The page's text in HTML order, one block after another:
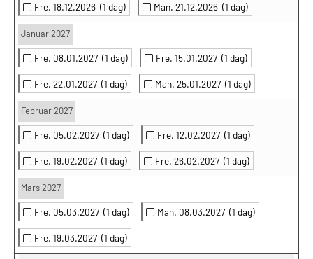
Fre. 18.12.2026 (1 dag) Man. 21.12.2026 (1 dag)
Januar 2027
Fre. 08.01.2027 (1 dag) Fre. 15.01.2027 (1 dag)
Fre. 22.01.2027 (1 dag) Man. 25.01.2027 (1 dag)
Februar 2027
Fre. 05.02.2027 (1 dag) Fre. 12.02.2027 (1 dag)
Fre. 19.02.2027 (1 dag) Fre. 26.02.2027 (1 dag)
Mars 2027
Fre. 05.03.2027 (1 dag) Man. 08.03.2027 (1 dag)
Fre. 19.03.2027 (1 dag)